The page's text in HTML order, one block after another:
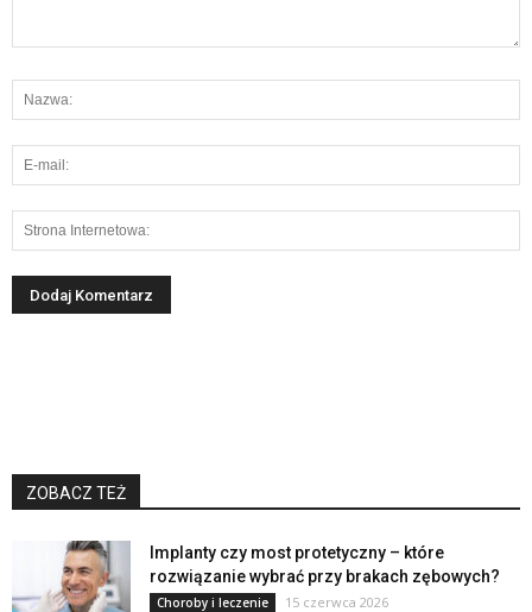
ZOBACZ TEŻ
Implanty czy most protetyczny – które
rozwiązanie wybrać przy brakach zębowych?
Choroby i leczenie 15 czerwca 2026